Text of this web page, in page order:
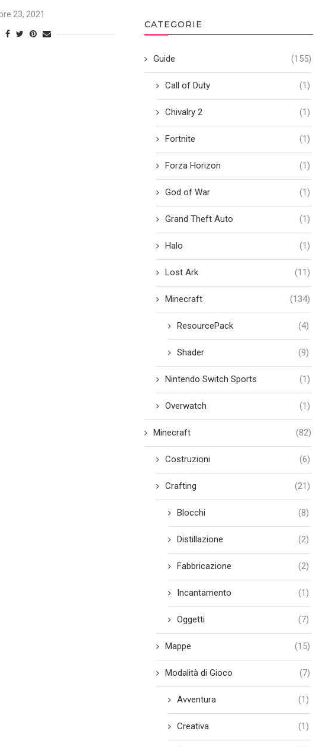
23, 2021
CATEGORIE
Guide (155)
Call of Duty (1)
Chivalry 2 (1)
Fortnite (1)
Forza Horizon (1)
God of War (1)
Grand Theft Auto (1)
Halo (1)
Lost Ark (11)
Minecraft (134)
ResourcePack (4)
Shader (9)
Nintendo Switch Sports (1)
Overwatch (1)
Minecraft (82)
Costruzioni (6)
Crafting (21)
Blocchi (8)
Distillazione (2)
Fabbricazione (2)
Incantamento (1)
Oggetti (7)
Mappe (15)
Modalità di Gioco (7)
Avventura (1)
Creativa (1)